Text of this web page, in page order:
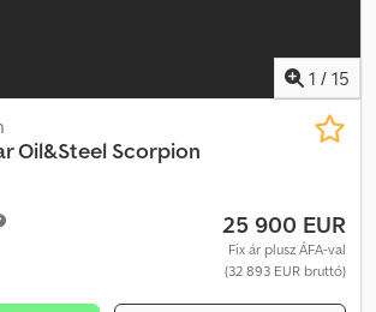
1 / 15
Oil&Steel Scorpion
25 900 EUR
Fix ár plusz ÁFA-val
(32 893 EUR bruttó)